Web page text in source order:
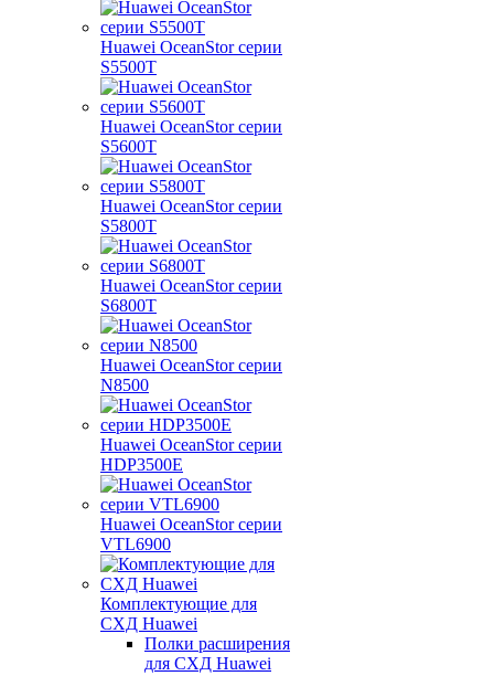
Huawei OceanStor серии
S5500T
Huawei OceanStor серии
S5600T
Huawei OceanStor серии
S5800T
Huawei OceanStor серии
S6800T
Huawei OceanStor серии
N8500
Huawei OceanStor серии
HDP3500E
Huawei OceanStor серии
VTL6900
Комплектующие для
СХД Huawei
Полки расширения
для СХД Huawei